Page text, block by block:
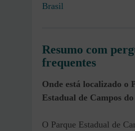
Brasil
Resumo com
frequentes
Onde está localizado o
Estadual de Campos
O Parque Estadual de